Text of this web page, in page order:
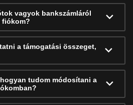
vagyok bankszámláról
fiókom?
a támogatási összeget,
tudom módosítani a